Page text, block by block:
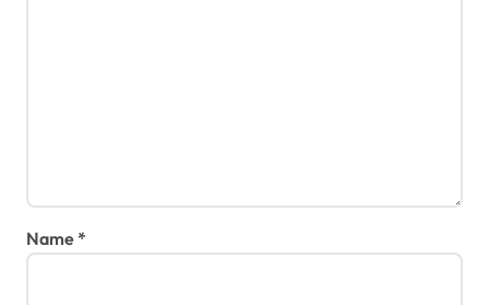
Name*